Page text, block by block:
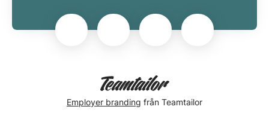
Employer branding från Teamtailor